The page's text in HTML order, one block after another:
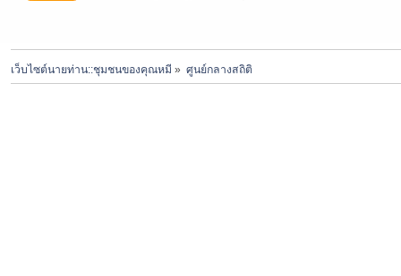
เว็บไซต์นายท่าน::ชุมชนของคุณหมี » ศูนย์กลางสถิติ